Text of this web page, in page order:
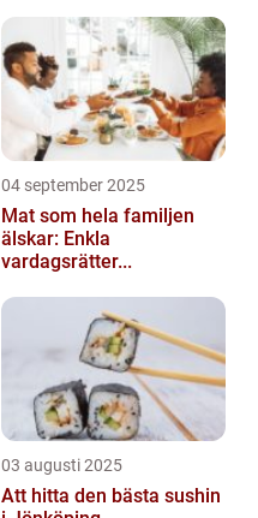
04 september 2025
Mat som hela familjen
älskar: Enkla
vardagsrätter...
03 augusti 2025
Att hitta den bästa sushin